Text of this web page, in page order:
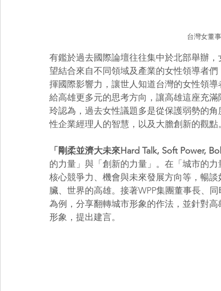
台灣女董
有鑑於過去國際論壇往往集中於北部舉辦
望結合來自不同領域及產業的女性領導者
揮國際影響力，讓世人知道台灣的女性領
給高雄更多元的思考方向，讓高雄這座充
玲認為，過去女性議題多是從保護弱勢的
性企業經理人的智慧，以及大膽創新的觀點。
「剛柔並濟大未來Hard Talk, Soft Power,
的力量」與「創新的力量」。在「城市的
核心競爭力、機會與未來發展方向等，暢
臟、世界的高雄。接著WPP集團董事長、
為例，分享翻轉城市形象的作法，並針對
形象，提出建言。